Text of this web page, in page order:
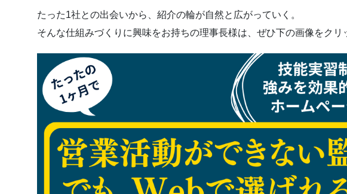
たった1社との出会いから、紹介の輪が自然と広がっていく。
そんな仕組みづくりに興味をお持ちの理事長様は、ぜひ下の画像をクリ